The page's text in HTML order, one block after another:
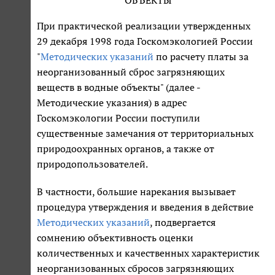
При практической реализации утвержденных
29 декабря 1998 года Госкомэкологией России
"Методических указаний по расчету платы за
неорганизованный сброс загрязняющих
веществ в водные объекты" (далее -
Методические указания) в адрес
Госкомэкологии России поступили
существенные замечания от территориальных
природоохранных органов, а также от
природопользователей.
В частности, большие нарекания вызывает
процедура утверждения и введения в действие
Методических указаний, подвергается
сомнению объективность оценки
количественных и качественных характеристик
неорганизованных сбросов загрязняющих